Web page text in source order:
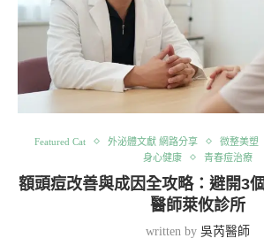
Featured Cat 外泌體文獻 網路分享 微整美塑
身心健康
青春痘治療
額頭痘改善與成因全攻略：避開3
醫師萊攸診所
written by 吳芮醫師